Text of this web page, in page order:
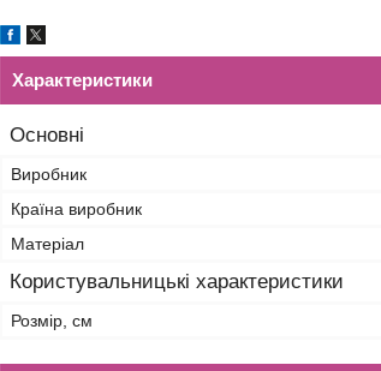
Характеристики
Основні
Виробник
Країна виробник
Матеріал
Користувальницькі характеристики
Розмір, см